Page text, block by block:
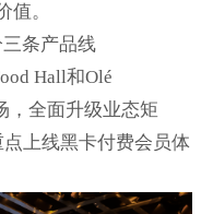
值。
条产品线
Hall和Olé
，全面升级业态矩
上线黑卡付费会员体